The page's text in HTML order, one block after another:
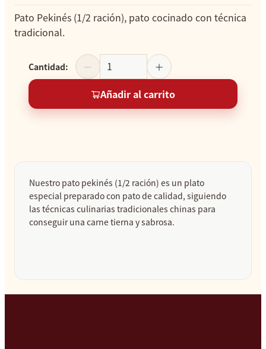
Pato Pekinés (1/2 ración), pato cocinado con técnica
tradicional.
Cantidad:
Añadir al carrito
Nuestro pato pekinés (1/2 ración) es un plato
especial preparado con pato de calidad, siguiendo
las técnicas culinarias tradicionales chinas para
conseguir una carne tierna y sabrosa.